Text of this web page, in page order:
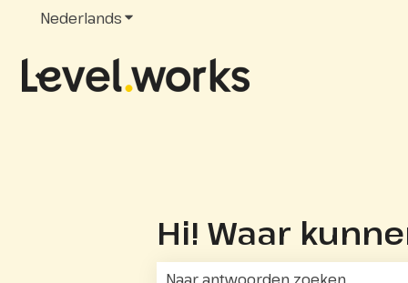
NederlandsSubmenu tonen voor vertalingen
Hi! Waar